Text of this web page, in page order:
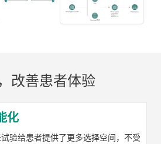
改善患者体验
化
验给患者提供了更多选择空间，不受